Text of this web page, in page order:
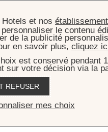
et nos
le contenu
de la publicité
en savoir plus, cliquez
est conservé pendant
sur votre décision via la
REFUSER
mes choix